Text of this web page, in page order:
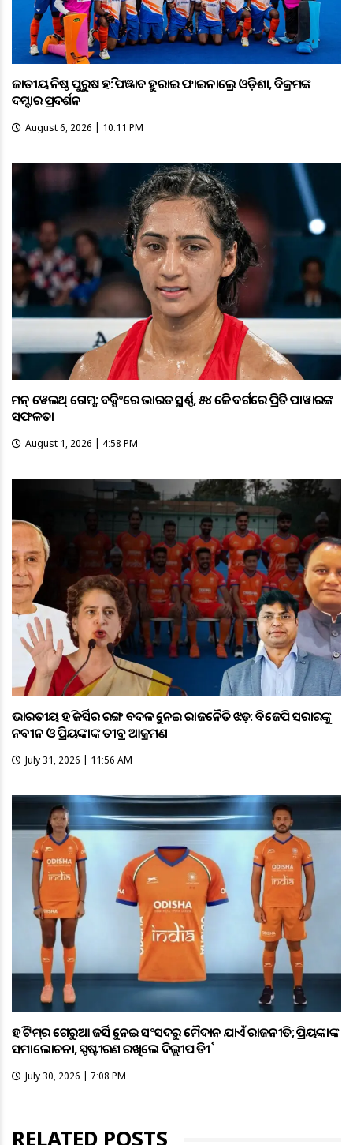
ଜାତୀୟ କନିଷ୍ଠ ପୁରୁଷ ହକି: ପଞ୍ଜାବକୁ ହରାଇ ଫାଇନାଲ୍ରେ ଓଡ଼ିଶା, ବିକ୍ରମଙ୍କ
ଦମ୍ଦାର ପ୍ରଦର୍ଶନ
August 6, 2026 | 10:11 PM
କମନ୍ ୱେଲଥ୍ ଗେମ୍ସ: ବକ୍ସିଂରେ ଭାରତକୁ ସ୍ବର୍ଣ୍ଣ, ୫୪ କେଜି ବର୍ଗରେ ପ୍ରିତି ପାୱାରଙ୍କ
ସଫଳତା
August 1, 2026 | 4:58 PM
ଭାରତୀୟ ହକି ଜର୍ସିର ରଙ୍ଗ ବଦଳକୁ ନେଇ ରାଜନୈତିକ ଝଡ଼: ବିଜେପି ସରକାରଙ୍କୁ
ନବୀନ ଓ ପ୍ରିୟଙ୍କାଙ୍କ ତୀବ୍ର ଆକ୍ରମଣ
July 31, 2026 | 11:56 AM
ହକି ଟିମ୍‌ର ଗେରୁଆ ଜର୍ସିକୁ ନେଇ ସଂସଦରୁ ମୈଦାନ ଯାଏଁ ରାଜନୀତି; ପ୍ରିୟଙ୍କାଙ୍କ
ସମାଲୋଚନା, ସ୍ପଷ୍ଟୀକରଣ ରଖିଲେ ଦିଲ୍ଲୀପ ତିର୍କୀ
July 30, 2026 | 7:08 PM
RELATED POSTS